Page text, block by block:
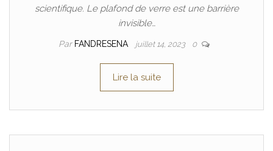
scientifique. Le plafond de verre est une barrière
invisible…
Par FANDRESENA juillet 14, 2023 0
Lire la suite